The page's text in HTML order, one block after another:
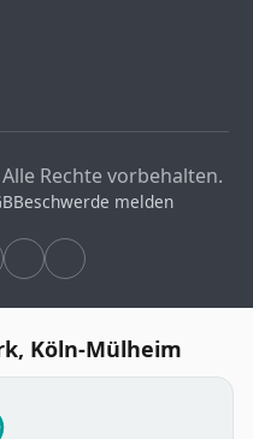
Rechte vorbehalten.
Beschwerde melden
Köln-Mülheim